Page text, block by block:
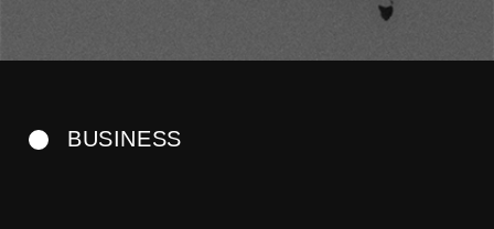
BUSINESS